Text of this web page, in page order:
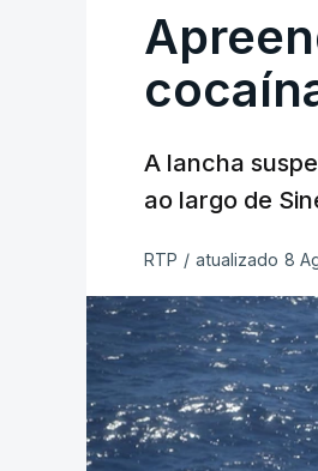
A lancha
ao largo de
RTP / atualizado 8